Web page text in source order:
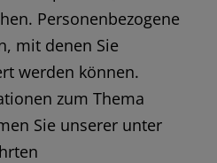
Personenbezogene
mit denen Sie
werden können.
zum Thema
Sie unserer unter